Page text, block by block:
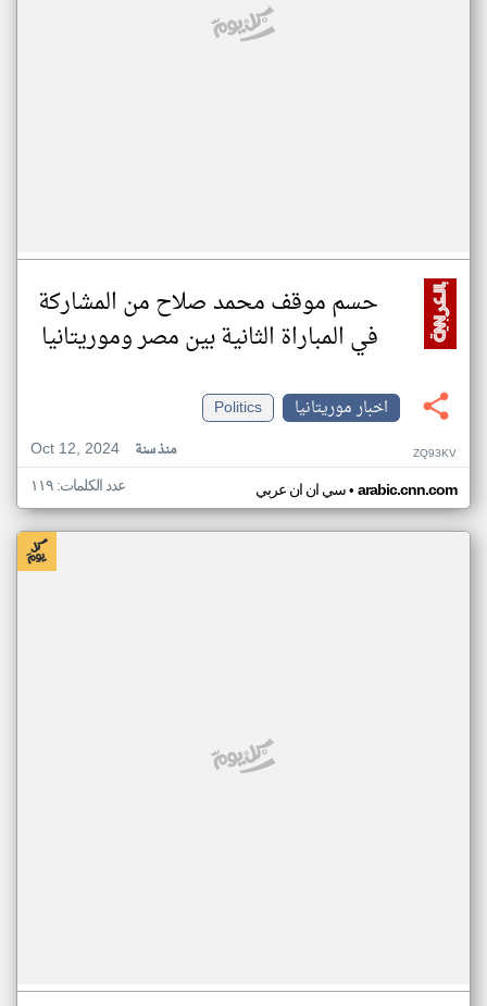
حسم موقف محمد صلاح من المشاركة
في المباراة الثانية بين مصر وموريتانيا
اخبار موريتانيا
Politics
Oct 12, 2024
منذ سنة ZQ93KV
سي ان ان عربي• arabic.cnn.com عدد الكلمات: ١١٩